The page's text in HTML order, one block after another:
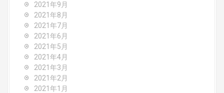
2021年9月
2021年8月
2021年7月
2021年6月
2021年5月
2021年4月
2021年3月
2021年2月
2021年1月